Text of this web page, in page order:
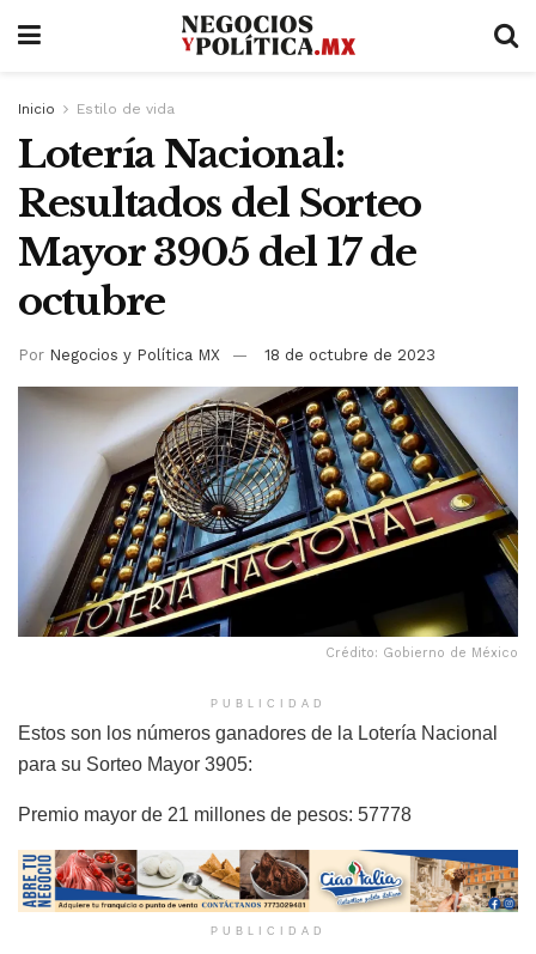
Inicio Estilo de vida
Lotería Nacional:
Resultados del Sorteo
Mayor 3905 del 17 de
octubre
Por Negocios y Política MX 18 de octubre de 2023
Crédito: Gobierno de México
PUBLICIDAD
Estos son los números ganadores de la Lotería Nacional
para su Sorteo Mayor 3905:
Premio mayor de 21 millones de pesos: 57778
PUBLICIDAD